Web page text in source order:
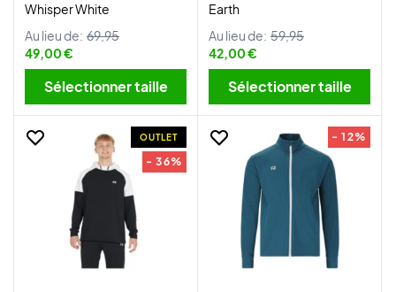
Whisper White
Au lieu de: 69,95
49,00 €
Sélectionner taille
Earth
Au lieu de: 59,95
42,00 €
Sélectionner taille
OUTLET
- 36%
- 12%